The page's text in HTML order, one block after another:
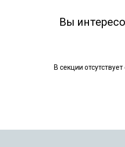
Вы
В секции